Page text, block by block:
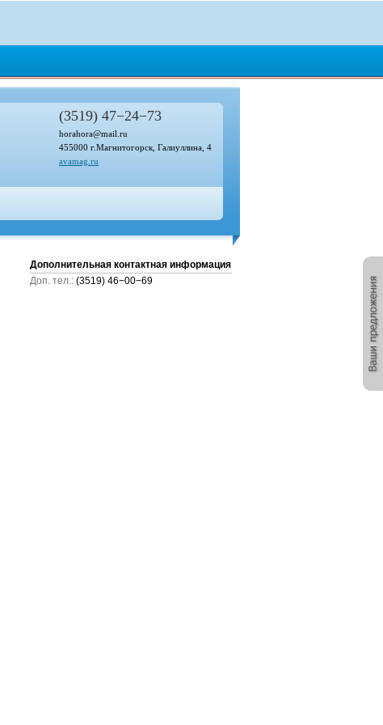
(3519) 47−24−73
horahora@mail.ru
455000 г.Магнитогорск, Галиуллина, 4
avamag.ru
Дополнительная контактная информация
Доп. тел.: (3519) 46−00−69